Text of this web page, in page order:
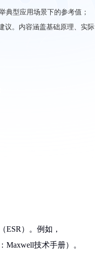
典型应用场景下的参考值；
议。内容涵盖基础原理、实际
ESR）。例如，
Maxwell技术手册）。